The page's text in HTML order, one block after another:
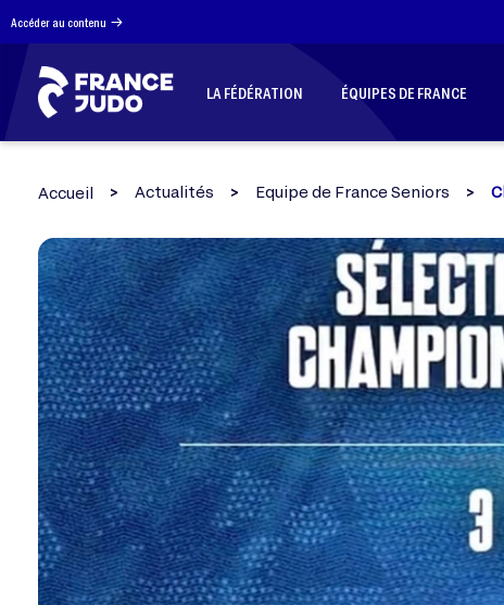
Accéder au contenu
LA FÉDÉRATION ÉQUIPES DE FRANCE
Accueil Actualités Equipe de France Seniors
Panneau de gestion des cookies